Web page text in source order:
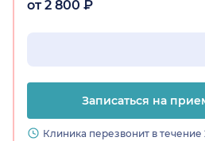
от 2 800 ₽
Записаться на
Клиника перезвонит в течение